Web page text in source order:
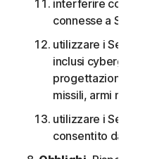
interferire con o
connesse a
utilizzare i Servizi
inclusi
progettazione,
missili, armi
utilizzare i Servizi
consentito dal CLS.